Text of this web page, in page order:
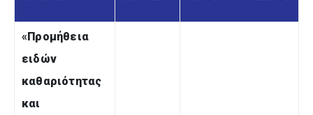
«Προμήθεια
ειδών
καθαριότητας
και